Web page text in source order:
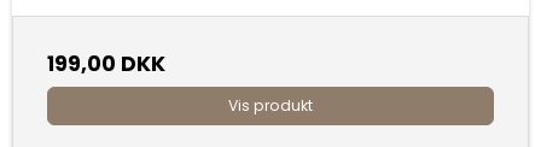
199,00 DKK
Vis produkt